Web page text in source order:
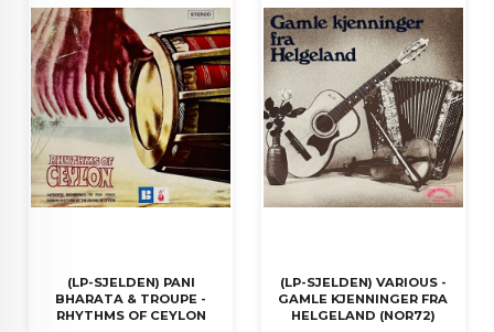
(LP-SJELDEN) PANI
BHARATA & TROUPE -
RHYTHMS OF CEYLON
(LP-SJELDEN) VARIOUS -
GAMLE KJENNINGER FRA
HELGELAND (NOR72)